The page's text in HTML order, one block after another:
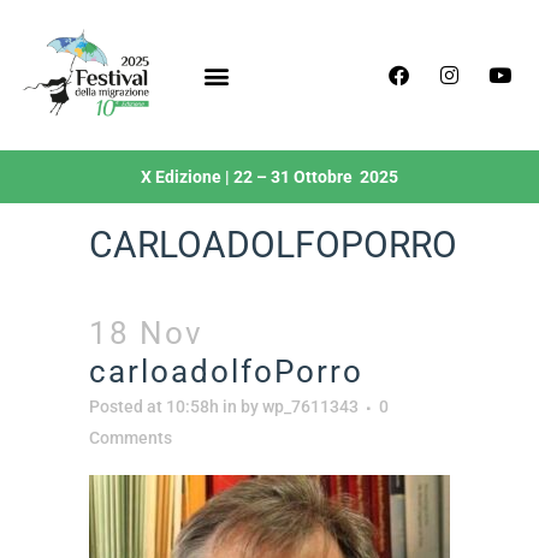
X Edizione | 22 – 31 Ottobre 2025
CARLOADOLFOPORRO
18 Nov
carloadolfoPorro
Posted at 10:58h in bywp_7611343
0
Comments